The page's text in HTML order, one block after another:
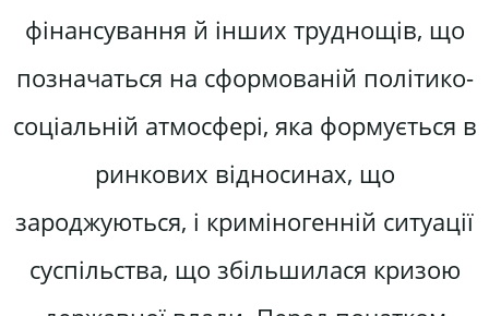
фінансування й інших труднощів, що
позначаться на сформованій політико-
соціальній атмосфері, яка формується в
ринкових відносинах, що
зароджуються, і криміногенній ситуації
суспільства, що збільшилася кризою